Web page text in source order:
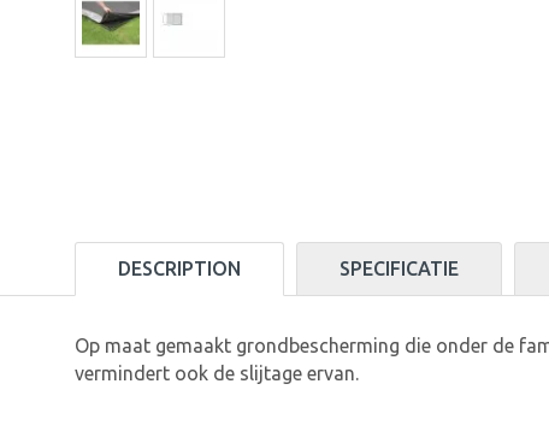
DESCRIPTION SPECIFICATIE
Op maat gemaakt grondbescherming die onder de
vermindert ook de slijtage ervan.